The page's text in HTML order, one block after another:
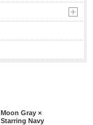
Moon Gray ×
Starring Navy